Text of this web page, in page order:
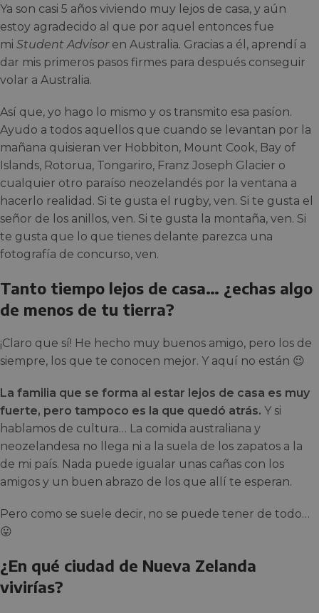
Ya son casi 5 años viviendo muy lejos de casa, y aún
estoy agradecido al que por aquel entonces fue
mi Student Advisoren Australia. Gracias a él, aprendí a
dar mis primeros pasos firmes para después conseguir
volar a Australia.
Así que, yo hago lo mismo y os transmito esa pasíon.
Ayudo a todos aquellos que cuando se levantan por la
mañana quisieran ver Hobbiton, Mount Cook, Bay of
Islands, Rotorua, Tongariro, Franz Joseph Glacier o
cualquier otro paraíso neozelandés por la ventana a
hacerlo realidad. Si te gusta el rugby, ven. Si te gusta el
señor de los anillos, ven. Si te gusta la montaña, ven. Si
te gusta que lo que tienes delante parezca una
fotografía de concurso, ven.
Tanto tiempo lejos de casa… ¿echas algo
de menos de tu tierra?
¡Claro que sí! He hecho muy buenos amigo, pero los de
siempre, los que te conocen mejor. Y aquí no están 😉
La familia que se forma al estar lejos de casa es muy
fuerte, pero tampoco es la que quedó atrás. Y si
hablamos de cultura… La comida australiana y
neozelandesa no llega ni a la suela de los zapatos a la
de mi país. Nada puede igualar unas cañas con los
amigos y un buen abrazo de los que allí te esperan.
Pero como se suele decir, no se puede tener de todo…
😛
¿En qué ciudad de Nueva Zelanda
vivirías?